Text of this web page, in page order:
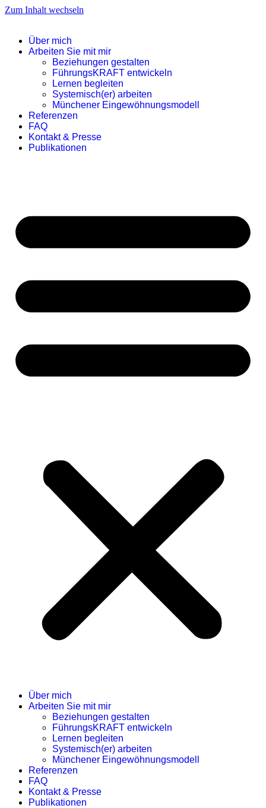
Zum Inhalt wechseln
Über mich
Arbeiten Sie mit mir
Beziehungen gestalten
FührungsKRAFT entwickeln
Lernen begleiten
Systemisch(er) arbeiten
Münchener Eingewöhnungsmodell
Referenzen
FAQ
Kontakt & Presse
Publikationen
Über mich
Arbeiten Sie mit mir
Beziehungen gestalten
FührungsKRAFT entwickeln
Lernen begleiten
Systemisch(er) arbeiten
Münchener Eingewöhnungsmodell
Referenzen
FAQ
Kontakt & Presse
Publikationen